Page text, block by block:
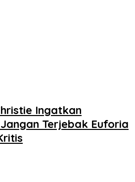
Ingatkan
Terjebak Euforia